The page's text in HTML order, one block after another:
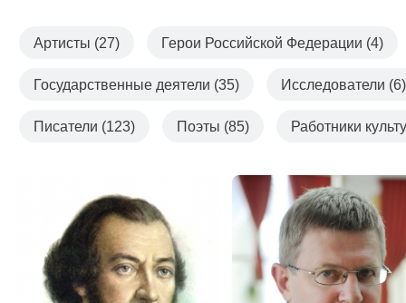
Артисты (27) Герои Российской Федерации (4)
Государственные деятели (35) Исследователи (6)
Писатели (123) Поэты (85) Работники